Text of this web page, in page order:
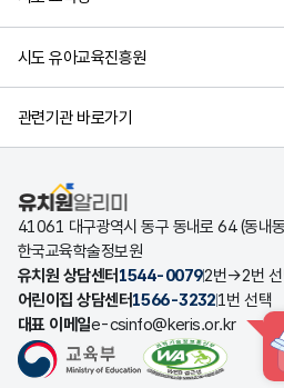
시도 유아교육진흥원
관련기관 바로가기
유치원알리미
41061 대구광역시 동구 동내로 64 (동내
한국교육학술정보원
유치원 상담센터 1544-00792번→2번 선
어린이집 상담센터1566-32321번 선택
대표 이메일e-csinfo@keris.or.kr